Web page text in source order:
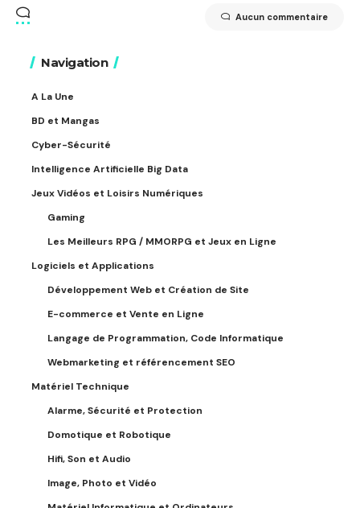
Aucun commentaire
Navigation
A La Une
BD et Mangas
Cyber-Sécurité
Intelligence Artificielle Big Data
Jeux Vidéos et Loisirs Numériques
Gaming
Les Meilleurs RPG / MMORPG et Jeux en Ligne
Logiciels et Applications
Développement Web et Création de Site
E-commerce et Vente en Ligne
Langage de Programmation, Code Informatique
Webmarketing et référencement SEO
Matériel Technique
Alarme, Sécurité et Protection
Domotique et Robotique
Hifi, Son et Audio
Image, Photo et Vidéo